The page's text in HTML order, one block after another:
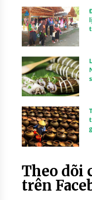
Theo dõi
trên